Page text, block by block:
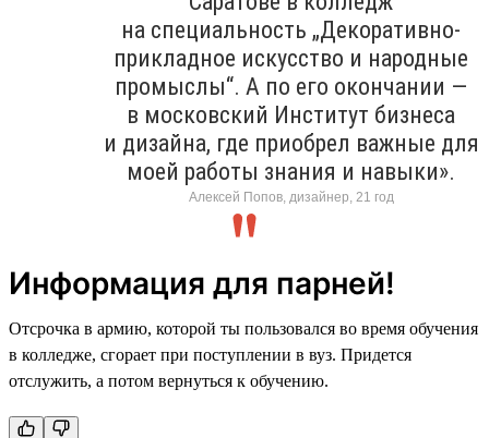
на специальность „Декоративно-
прикладное искусство и народные
промыслы“. А по его окончании —
в московский Институт бизнеса
и дизайна, где приобрел важные для
моей работы знания и навыки».
Алексей Попов, дизайнер, 21 год
Информация для парней!
Отсрочка в армию, которой ты пользовался во время обучения
в колледже, сгорает при поступлении в вуз. Придется
отслужить, а потом вернуться к обучению.